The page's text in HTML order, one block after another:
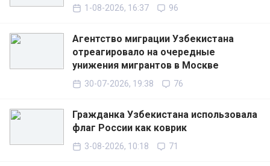
1-08-2026, 16:37 96
Агентство миграции Узбекистана
отреагировало на очередные
унижения мигрантов в Москве
30-07-2026, 19:38 76
Гражданка Узбекистана использовала
флаг России как коврик
3-08-2026, 10:18 71